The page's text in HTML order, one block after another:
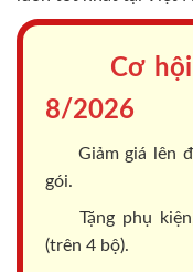
Cơ
8/2026
Giảm giá lên
gói.
Tặng phụ
(trên 4 bộ).